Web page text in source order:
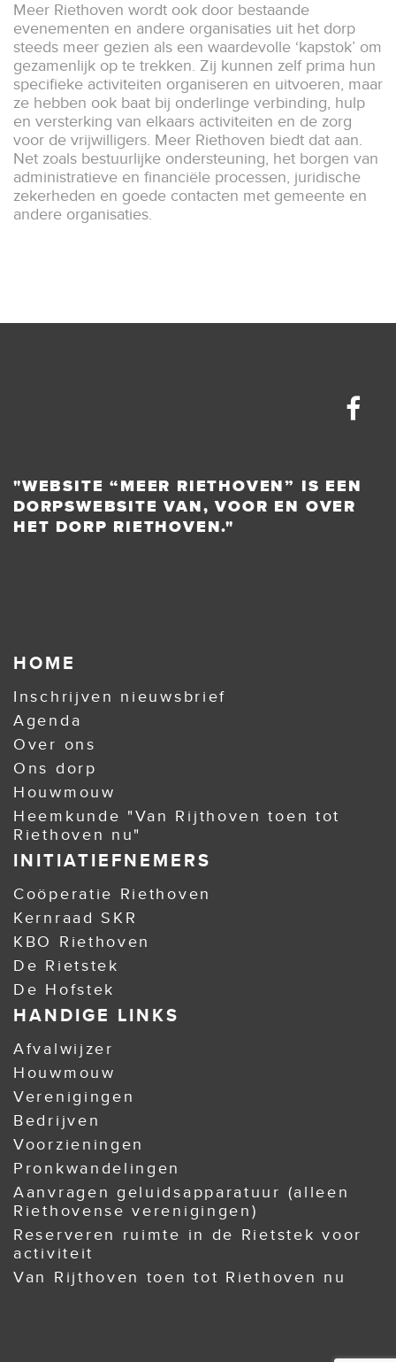
Meer Riethoven wordt ook door bestaande
evenementen en andere organisaties uit het dorp
steeds meer gezien als een waardevolle ‘kapstok’ om
gezamenlijk op te trekken. Zij kunnen zelf prima hun
specifieke activiteiten organiseren en uitvoeren, maar
ze hebben ook baat bij onderlinge verbinding, hulp
en versterking van elkaars activiteiten en de zorg
voor de vrijwilligers. Meer Riethoven biedt dat aan.
Net zoals bestuurlijke ondersteuning, het borgen van
administratieve en financiële processen, juridische
zekerheden en goede contacten met gemeente en
andere organisaties.
"WEBSITE “MEER RIETHOVEN” IS EEN
DORPSWEBSITE VAN, VOOR EN OVER
HET DORP RIETHOVEN."
HOME
Inschrijven nieuwsbrief
Agenda
Over ons
Ons dorp
Houwmouw
Heemkunde "Van Rijthoven toen tot
Riethoven nu"
INITIATIEFNEMERS
Coöperatie Riethoven
Kernraad SKR
KBO Riethoven
De Rietstek
De Hofstek
HANDIGE LINKS
Afvalwijzer
Houwmouw
Verenigingen
Bedrijven
Voorzieningen
Pronkwandelingen
Aanvragen geluidsapparatuur (alleen
Riethovense verenigingen)
Reserveren ruimte in de Rietstek voor
activiteit
Van Rijthoven toen tot Riethoven nu